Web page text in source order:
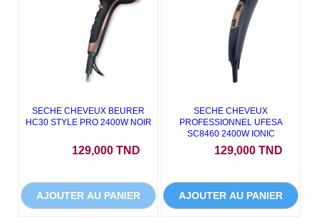
SECHE CHEVEUX BEURER
HC30 STYLE PRO 2400W NOIR
129,000 TND
AJOUTER AU PANIER
SECHE CHEVEUX
PROFESSIONNEL UFESA
SC8460 2400W IONIC
129,000 TND
AJOUTER AU PANIER